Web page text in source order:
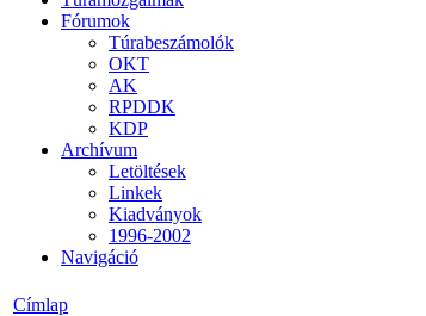
Fórumok
Túrabeszámolók
OKT
AK
RPDDK
KDP
Archívum
Letöltések
Linkek
Kiadványok
1996-2002
Navigáció
Címlap